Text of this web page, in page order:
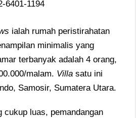
6401-1194
ialah rumah peristirahatan
minimalis yang
terbanyak adalah 4 orang,
malam. Villa satu ini
Samosir, Sumatera Utara.
cukup luas, pemandangan